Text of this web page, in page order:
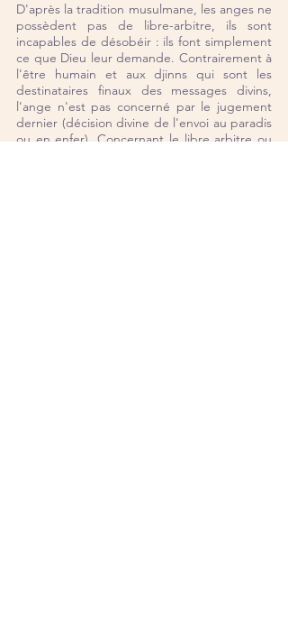
D'après la tradition musulmane, les anges ne
possèdent pas de libre-arbitre, ils sont
incapables de désobéir : ils font simplement
ce que Dieu leur demande. Contrairement à
l'être humain et aux djinns qui sont les
destinataires finaux des messages divins,
l'ange n'est pas concerné par le jugement
dernier (décision divine de l'envoi au paradis
ou en enfer). Concernant le libre arbitre ou